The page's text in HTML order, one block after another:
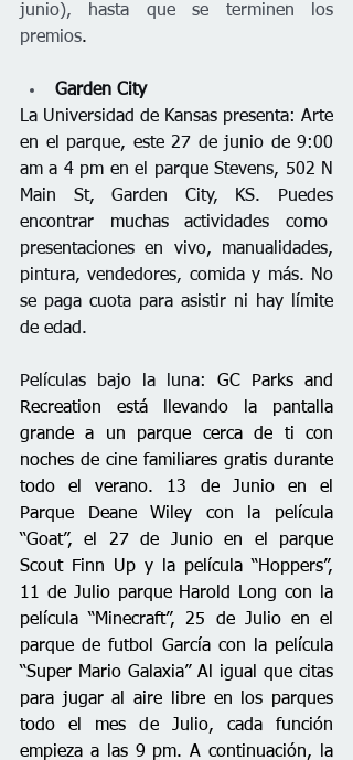
junio), hasta que se terminen los
premios.
Garden City
La Universidad de Kansas presenta: Arte
en el parque, este 27 de junio de 9:00
am a 4 pm en el parque Stevens, 502 N
Main St, Garden City, KS. Puedes
encontrar muchas actividades como
presentaciones en vivo, manualidades,
pintura, vendedores, comida y más. No
se paga cuota para asistir ni hay límite
de edad.
Películas bajo la luna: GC Parks and
Recreation está llevando la pantalla
grande a un parque cerca de ti con
noches de cine familiares gratis durante
todo el verano. 13 de Junio en el
Parque Deane Wiley con la película
“Goat”, el 27 de Junio en el parque
Scout Finn Up y la película “Hoppers”,
11 de Julio parque Harold Long con la
película “Minecraft”, 25 de Julio en el
parque de futbol García con la película
“Super Mario Galaxia” Al igual que citas
para jugar al aire libre en los parques
todo el mes de Julio, cada función
empieza a las 9 pm. A continuación, la